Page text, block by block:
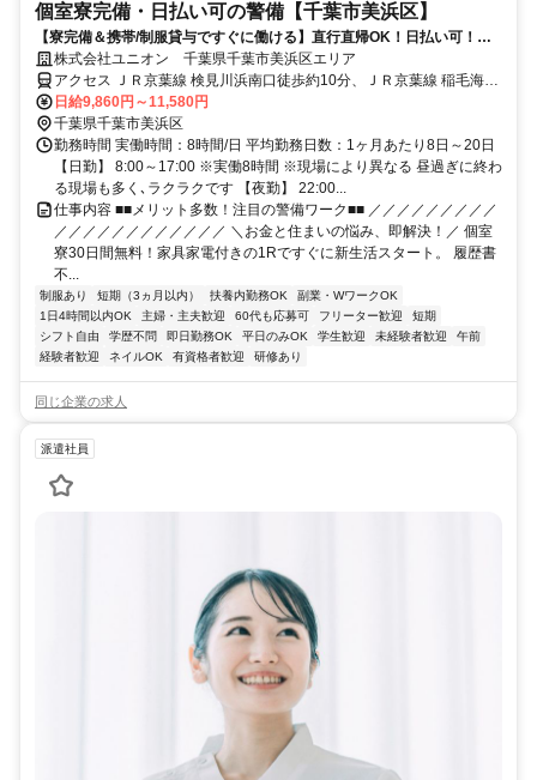
個室寮完備・日払い可の警備【千葉市美浜区】
【寮完備＆携帯/制服貸与ですぐに働ける】直行直帰OK！日払い可！勤
務初日から給与GET★未経験OK
株式会社ユニオン 千葉県千葉市美浜区エリア
アクセス ＪＲ京葉線 検見川浜南口徒歩約10分、ＪＲ京葉線 稲毛海岸
北口徒歩約12分、京成千葉線 京成稲毛徒歩約31分 千葉県千葉市美浜
区エリア（稲毛海岸駅、海浜幕張駅、検見川浜駅、幕張豊砂駅、京成
千葉駅、新千葉駅等）
日給9,860円～11,580円
千葉県千葉市美浜区
勤務時間 実働時間：8時間/日 平均勤務日数：1ヶ月あたり8日～20日
【日勤】 8:00～17:00 ※実働8時間 ※現場により異なる 昼過ぎに終わ
る現場も多く､ラクラクです 【夜勤】 22:00...
仕事内容 ■■メリット多数！注目の警備ワーク■■ ／／／／／／／／／
／／／／／／／／／／／／ ＼お金と住まいの悩み、即解決！／ 個室
寮30日間無料！家具家電付きの1Rですぐに新生活スタート。 履歴書
不...
制服あり 短期（3ヵ月以内） 扶養内勤務OK
副業・WワークOK
1日4時間以内OK
主婦・主夫歓迎 60代も応募可 フリーター歓迎
短期
シフト自由
学歴不問 即日勤務OK 平日のみOK 学生歓迎 未経験者歓迎
午前
経験者歓迎
ネイルOK 有資格者歓迎 研修あり
同じ企業の求人
派遣社員